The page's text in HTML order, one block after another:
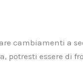
cambiamenti a
essere di